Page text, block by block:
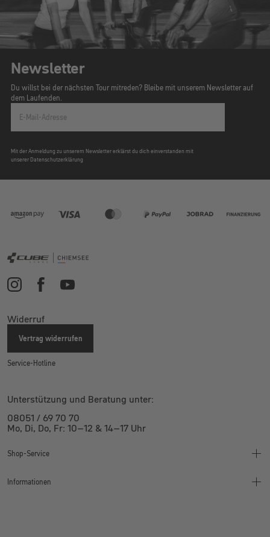
Newsletter
Du willst bei der nächsten Tour mitreden? Bleibe mit unserem Newsletter auf
dem Laufenden.
E-Mail-Adresse
Mit der Anmeldung zu unserem Newsletter erklärst du dich einverstanden mit
unserer Datenschutzerklärung
Widerruf
Vertrag widerrufen
Service-Hotline
Unterstützung und Beratung unter:
08051 / 69 70 70
Mo, Di, Do, Fr: 10–12 & 14–17 Uhr
Shop-Service
Informationen